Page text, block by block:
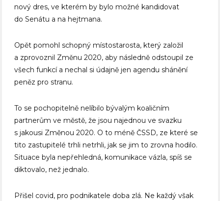
nový dres, ve kterém by bylo možné kandidovat
do Senátu a na hejtmana.
Opět pomohl schopný místostarosta, který založil
a zprovoznil Změnu 2020, aby následně odstoupil ze
všech funkcí a nechal si údajně jen agendu shánění
peněz pro stranu.
To se pochopitelně nelíbilo bývalým koaličním
partnerům ve městě, že jsou najednou ve svazku
s jakousi Změnou 2020. O to méně ČSSD, ze které se
tito zastupitelé trhli netrhli, jak se jim to zrovna hodilo.
Situace byla nepřehledná, komunikace vázla, spíš se
diktovalo, než jednalo.
Přišel covid, pro podnikatele doba zlá. Ne každý však